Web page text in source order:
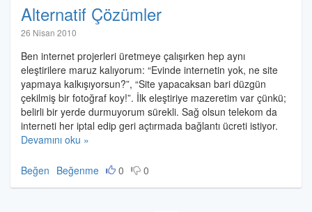
Alternatif Çözümler
26 Nisan 2010
Özdemir
Ben internet projerleri üretmeye çalışırken hep aynı
eleştirilere maruz kalıyorum: “Evinde internetin yok, ne site
yapmaya kalkışıyorsun?”, “Site yapacaksan bari düzgün
çekilmiş bir fotoğraf koy!”. İlk eleştiriye mazeretim var çünkü;
belirli bir yerde durmuyorum sürekli. Sağ olsun telekom da
interneti her iptal edip geri açtırmada bağlantı ücreti istiyor.
Devamını oku »
Beğen Beğenme 0 0